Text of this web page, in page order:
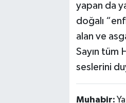
yapan da
doğalı
alan ve
Sayın tüm
seslerini
Muhabir: